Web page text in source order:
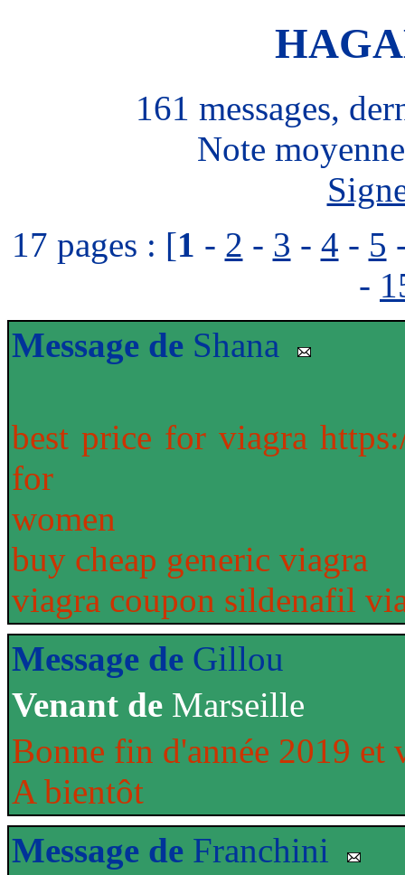
161 messages,
Note
17 pages : [1 - 2 - 3 - 4 - 5
-
Message de Shana
best price for viagra
for
women
buy cheap generic viagra
viagra coupon sildenafil
Message de Gillou
Venant de Marseille
Bonne fin d'année 2019 et
A bientôt
Message de Franchini